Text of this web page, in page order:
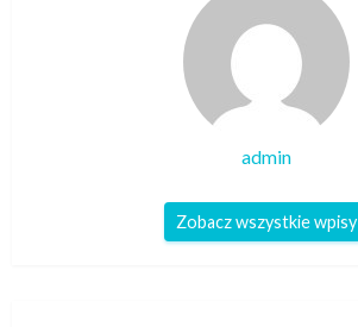
admin
Zobacz wszystkie wpisy